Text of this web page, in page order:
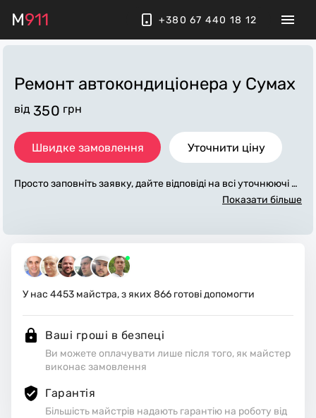
M911 +380 67 440 18 12
Ремонт автокондиціонера у Сумах
від 350 грн
Швидке замовлення Уточнити ціну
Просто заповніть заявку, дайте відповіді на всі уточнюючі за
питання по «ремонт автокондиціонера». Ми зв'яжемося з в
Виконавці стежать за чистотою та прибирають робоче місц
Показати більше
У нас 4453 майстра, з яких 866 готові допомогти
Ваші гроші в безпеці
Ви можете оплачувати лише після того, як майстер
виконає замовлення
Гарантія
Більшість майстрів надають гарантію на роботу від